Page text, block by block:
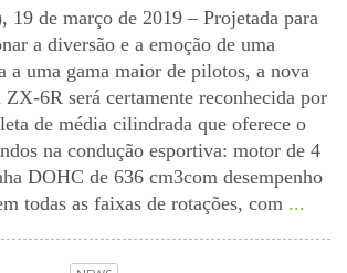
19 de março de 2019 – Projetada para
a diversão e a emoção de uma
a uma gama maior de pilotos, a nova
6R será certamente reconhecida por
de média cilindrada que oferece o
na condução esportiva: motor de 4
DOHC de 636 cm3com desempenho
todas as faixas de rotações, com ...